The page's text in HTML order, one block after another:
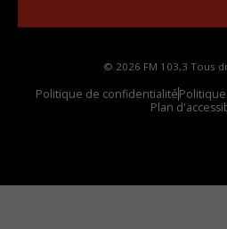
© 2026 FM 103,3 Tous
Politique de confidentialitéPolitique
Plan